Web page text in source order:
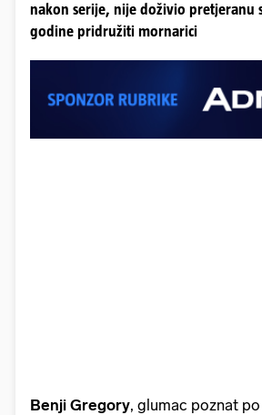
nakon serije, nije doživio pretjeranu
godine pridružiti mornarici
Benji Gregory, glumac poznat